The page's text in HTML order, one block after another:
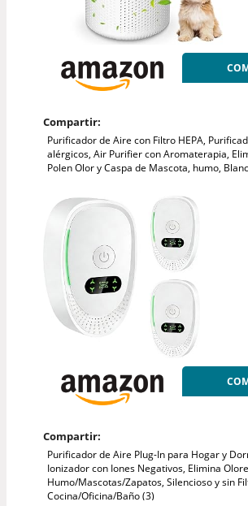
Compartir:
Purificador de Aire con Filtro HEPA,
alérgicos, Air Purifier con Aromaterapia,
Polen Olor y Caspa de Mascota, humo,
Compartir:
Purificador de Aire Plug-In para Hogar y
Ionizador con Iones Negativos, Elimina
Humo/Mascotas/Zapatos, Silencioso y sin
Cocina/Oficina/Baño (3)